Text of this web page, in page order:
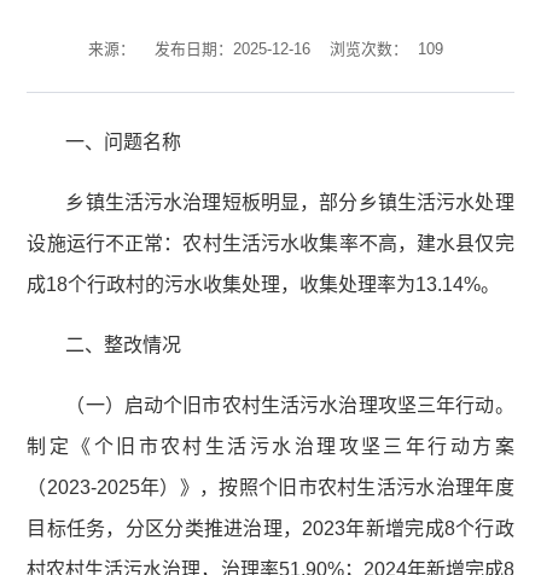
来源： 发布日期：2025-12-16 浏览次数： 109
一、问题名称
乡镇生活污水治理短板明显，部分乡镇生活污水处理
设施运行不正常：农村生活污水收集率不高，建水县仅完
成18个行政村的污水收集处理，收集处理率为13.14%。
二、整改情况
（一）启动个旧市农村生活污水治理攻坚三年行动。
制定《个旧市农村生活污水治理攻坚三年行动方案
（2023-2025年）》，按照个旧市农村生活污水治理年度
目标任务，分区分类推进治理，2023年新增完成8个行政
村农村生活污水治理，治理率51.90%；2024年新增完成8